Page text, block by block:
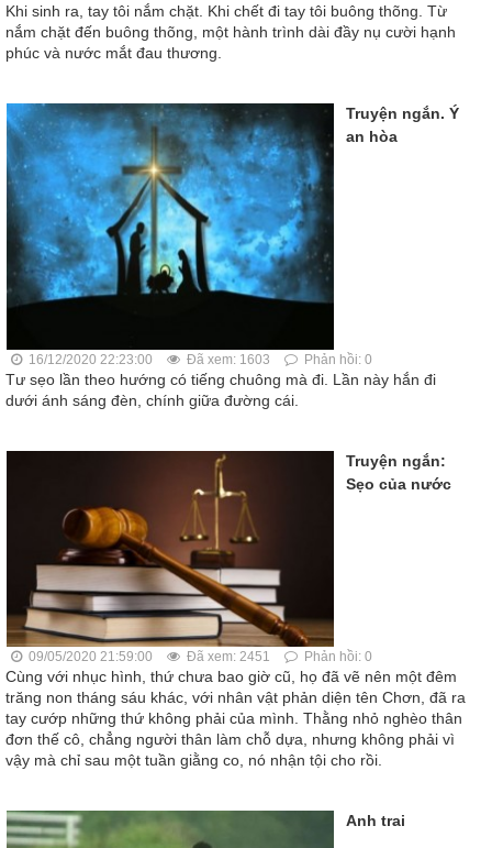
Khi sinh ra, tay tôi nắm chặt. Khi chết đi tay tôi buông thõng. Từ
nắm chặt đến buông thõng, một hành trình dài đầy nụ cười hạnh
phúc và nước mắt đau thương.
Truyện ngắn. Ý
an hòa
16/12/2020 22:23:00 Đã xem: 1603 Phản hồi: 0
Tư sẹo lần theo hướng có tiếng chuông mà đi. Lần này hắn đi
dưới ánh sáng đèn, chính giữa đường cái.
Truyện ngắn:
Sẹo của nước
09/05/2020 21:59:00 Đã xem: 2451 Phản hồi: 0
Cùng với nhục hình, thứ chưa bao giờ cũ, họ đã vẽ nên một đêm
trăng non tháng sáu khác, với nhân vật phản diện tên Chơn, đã ra
tay cướp những thứ không phải của mình. Thằng nhỏ nghèo thân
đơn thế cô, chẳng người thân làm chỗ dựa, nhưng không phải vì
vậy mà chỉ sau một tuần giằng co, nó nhận tội cho rồi.
Anh trai